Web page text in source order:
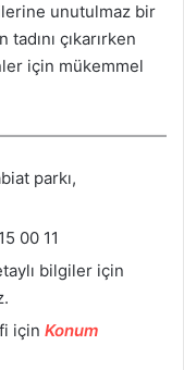
unutulmaz bir
çıkarırken
için mükemmel
parkı,
00 11
bilgiler için
için Konum